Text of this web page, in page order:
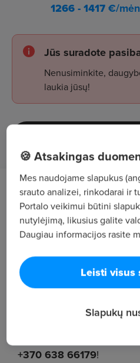
1266 - 1417€/
Jūs suradote
Nenusiminkite,
laukia jūsų!
Tavęs laukia
audinių surinkimas ir
įrenginio nustatymas,
kontrolė;
kiti gamybiniai darbai.
+370 638 66179!
🍪 Atsakingas
Mes naudojame slapukus
srauto analizei, rinkodarai ir
Portalo veikimui būtini
nutylėjimą, likusius galite
Daugiau informacijos rasite
Leisti visus
Slapukų